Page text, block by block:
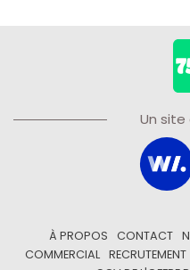
Un site
À PROPOS CONTACT
COMMERCIAL
RECRUTEMENT